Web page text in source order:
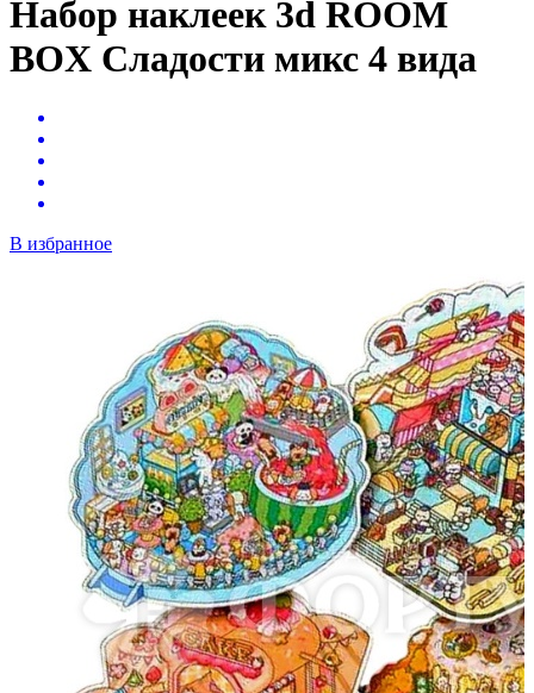
Набор наклеек 3d ROOM
BOX Сладости микс 4 вида
В избранное